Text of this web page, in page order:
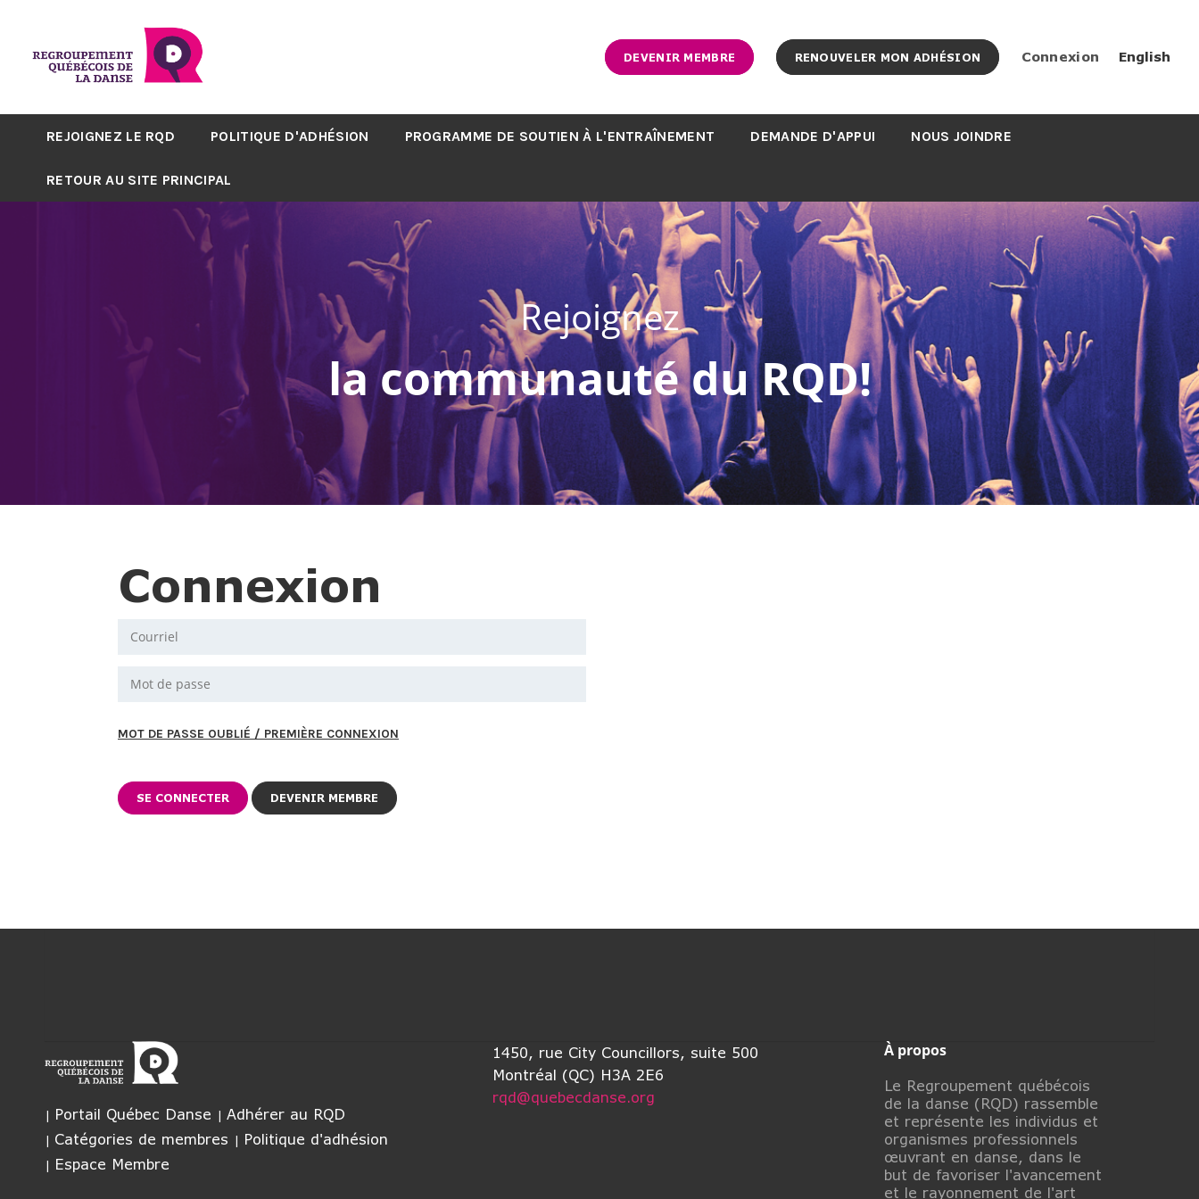
DEVENIR MEMBRE RENOUVELER MON ADHÉSION Connexion English
REJOIGNEZ LE RQD POLITIQUE D'ADHÉSION PROGRAMME DE SOUTIEN À L'ENTRAÎNEMENT DEMANDE D'APPUI NOUS JOINDRE
RETOUR AU SITE PRINCIPAL
Rejoignez
la communauté du RQD!
Connexion
MOT DE PASSE OUBLIÉ / PREMIÈRE CONNEXION
DEVENIR MEMBRE
Portail Québec Danse
Adhérer au RQD
Catégories de membres
Politique d'adhésion
Espace Membre
1450, rue City Councillors, suite 500
Montréal (QC) H3A 2E6
rqd@quebecdanse.org
À propos
Le Regroupement québécois
de la danse (RQD) rassemble
et représente les individus et
organismes professionnels
œuvrant en danse, dans le
but de favoriser l'avancement
et le rayonnement de l'art